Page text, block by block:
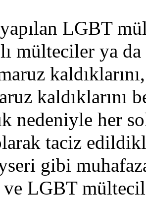
LGBT
mülteciler ya
kaldıklarını
nedeniyle her
taciz
gibi
ve LGBT